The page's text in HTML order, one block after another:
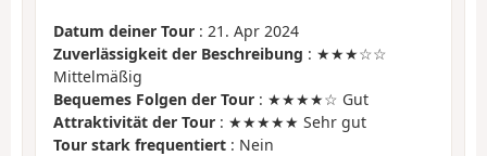
Datum deiner Tour : 21. Apr 2024
Zuverlässigkeit der Beschreibung : ★★★☆☆
Mittelmäßig
Bequemes Folgen der Tour : ★★★★☆ Gut
Attraktivität der Tour : ★★★★★ Sehr gut
Tour stark frequentiert : Nein